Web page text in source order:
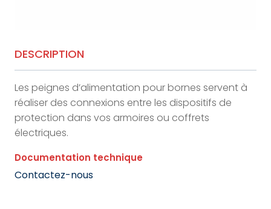
DESCRIPTION
Les peignes d’alimentation pour bornes servent à
réaliser des connexions entre les dispositifs de
protection dans vos armoires ou coffrets
électriques.
Documentation technique
Contactez-nous